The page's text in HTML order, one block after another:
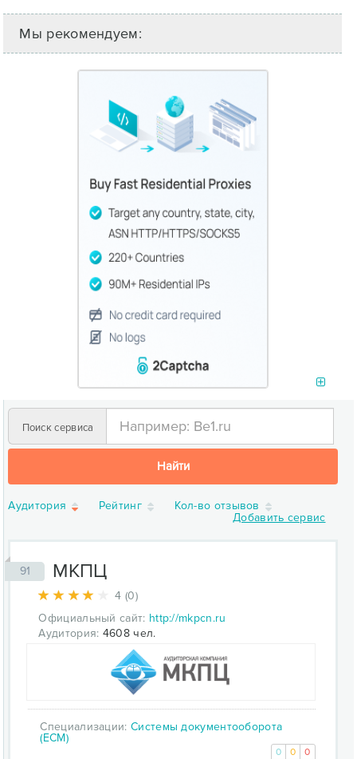
Мы рекомендуем:
Поиск сервиса
Найти
Аудитория Рейтинг
Кол-во отзывов
Добавить сервис
91 МКПЦ
4 (0)
Официальный сайт: http://mkpcn.ru
Аудитория: 4608 чел.
Специализации: Системы документооборота
(ECM)
0 0 0